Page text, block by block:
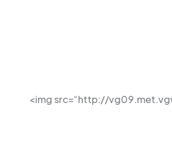
<img src=“http://